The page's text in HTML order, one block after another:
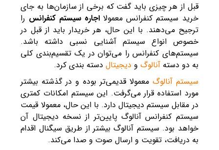
قبل از هر چیزی باید گفت که برخی از سازمان‌ها به جای
خرید سیستم کنفرانس معمولااجاره سیستم کنفرانس را
ترجیح می‌دهند. با این حال، هر خریدار باید از قبل در
خصوص انواع سیستم آشنایی نسبی داشته باشد.
سیستم‌های کنفرانس را می‌توان در یک تقسیم‌بندی کلی
به دو دسته آنالوگ و دیجیتال دسته‌ بندی کرد.
سیستم آنالوگ معمولا قدیمی‌تر بوده و در گذشته بیشتر
مورد استفاده قرار می‌گرفت. این سیستم امکانات کمتری
در مقابل سیستم دیجیتال دارد. با این حال، معمولا قیمت
سیستم کنفرانس آنالوگ پایین‌تر از نسخه دیجیتال آن
خواهد بود. سیستم آنالوگ بیشتر از طریق سیگنال اقدام
به دریافت، تقویت و ارسال صوت و صدا می‌کند.